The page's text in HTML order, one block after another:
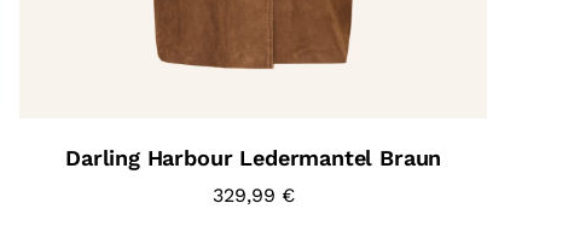
Darling Harbour Ledermantel Braun
329,99 €